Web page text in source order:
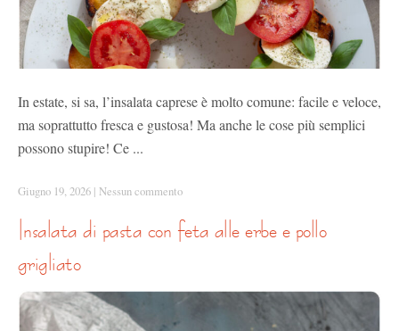
In estate, si sa, l’insalata caprese è molto comune: facile e veloce,
ma soprattutto fresca e gustosa! Ma anche le cose più semplici
possono stupire! Ce ...
Giugno 19, 2026 | Nessun commento
insalata di pasta con feta alle erbe e pollo
grigliato